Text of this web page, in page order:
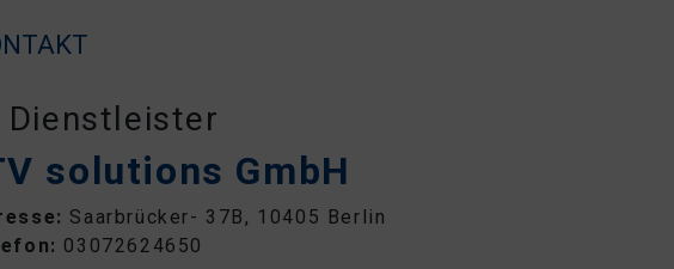
Dienstleister
solutions GmbH
Saarbrücker- 37B, 10405 Berlin
03072624650